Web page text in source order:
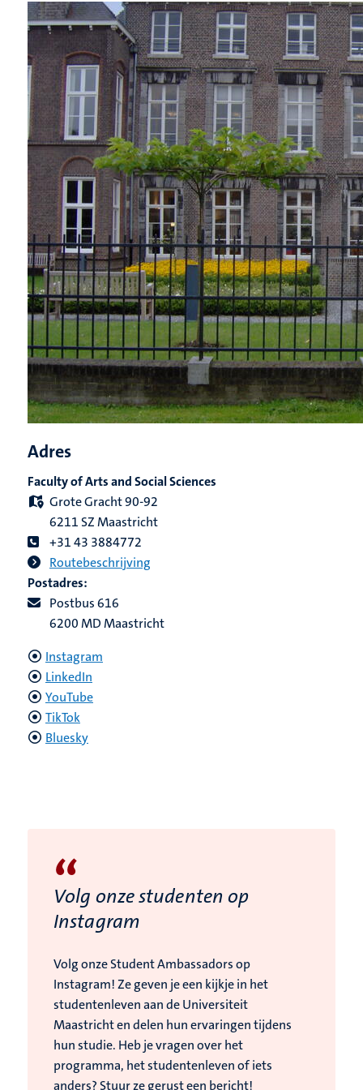
Adres
Faculty of Arts and Social Sciences
Grote Gracht 90-92
6211 SZ Maastricht
+31 43 3884772
Routebeschrijving
Postadres:
Postbus 616
6200 MD Maastricht
Instagram
LinkedIn
YouTube
TikTok
Bluesky
“
Volg onze studenten op
Instagram
Volg onze Student Ambassadors op
Instagram! Ze geven je een kijkje in het
studentenleven aan de Universiteit
Maastricht en delen hun ervaringen tijdens
hun studie. Heb je vragen over het
programma, het studentenleven of iets
anders? Stuur ze gerust een bericht!